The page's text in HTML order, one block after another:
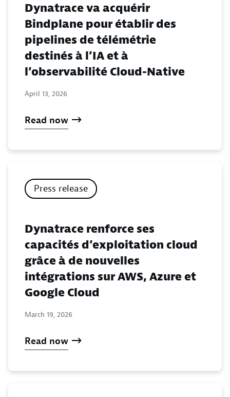
Dynatrace va acquérir
Bindplane pour établir des
pipelines de télémétrie
destinés à l’IA et à
l’observabilité Cloud-Native
April 13, 2026
Read now
Press release
Dynatrace renforce ses
capacités d’exploitation cloud
grâce à de nouvelles
intégrations sur AWS, Azure et
Google Cloud
March 19, 2026
Read now